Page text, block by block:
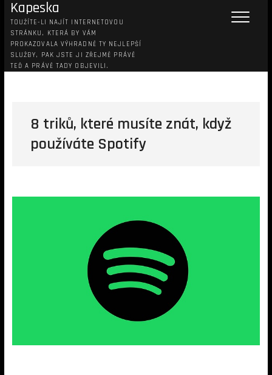
Kapeska
TOUŽÍTE-LI NAJÍT INTERNETOVOU
STRÁNKU, KTERÁ BY VÁM
PROKAZOVALA VÝHRADNĚ TY NEJLEPŠÍ
SLUŽBY, PAK JSTE JI ZŘEJMĚ PRÁVĚ
TEĎ A PRÁVĚ TADY OBJEVILI.
8 triků, které musíte znát, když
používáte Spotify